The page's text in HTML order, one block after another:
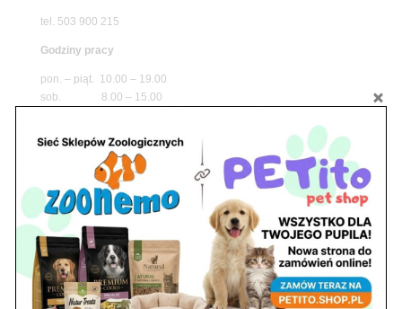
tel. 503 900 215
Godziny pracy
pon. – piąt. 10.00 – 19.00
sob. 8.00 – 15.00